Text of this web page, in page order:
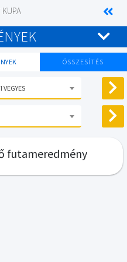
KUPA
ÖSSZESÍTÉS
VEGYES
futameredmény